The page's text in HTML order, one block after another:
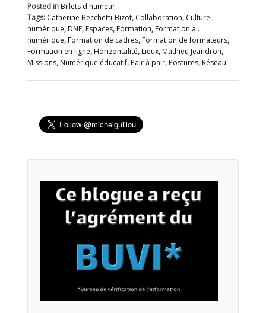
Posted in Billets d'humeur
Tags: Catherine Becchetti-Bizot, Collaboration, Culture
numérique, DNE, Espaces, Formation, Formation au
numérique, Formation de cadres, Formation de formateurs,
Formation en ligne, Horizontalité, Lieux, Mathieu Jeandron,
Missions, Numérique éducatif, Pair à pair, Postures, Réseau